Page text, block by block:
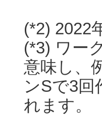
(*2) 2022
(*3) ワー
意味し、
ンSで3回
れます。